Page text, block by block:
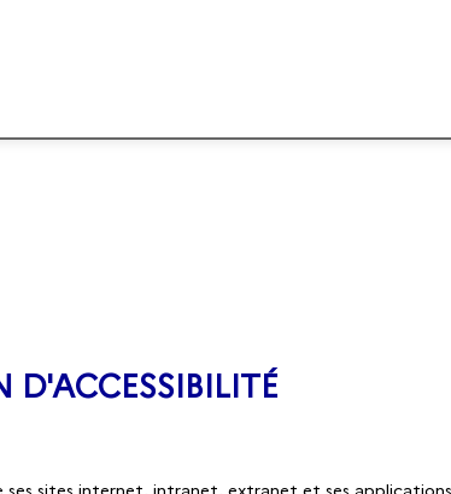
D'ACCESSIBILITÉ
ses sites internet, intranet, extranet et ses